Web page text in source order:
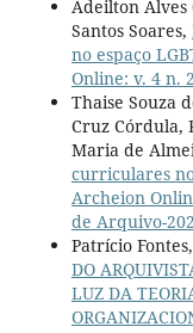
Adeilton Alves
Santos Soares,
no espaço
Online: v. 4 n.
Thaise Souza
Cruz Córdula,
Maria de
curriculares
Archeion
de Arquivo-
Patrício
DO
LUZ DA